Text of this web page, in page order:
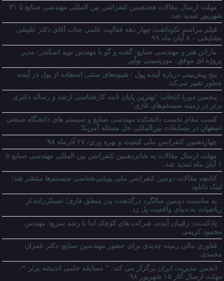
مهلت ارسال مقالات هجدهمین کنفرانس بین المللی مهندسی صنایع تا ۳۱
شهریور تمدید شد.
فیلم مراسم نکوداشت چهار دهه فعالیت علمی جناب آقای دکتر علینقی
مشایخی – ۸ آبان ماه ۹۹
ماراتن هنر و مهندسی صنایع: گفت و گو با مهندس نوید اسکندر: مدیر
پروژه ای موفق، موزیسینی نوآور
پنج پیش‌بینی درباره آینده پول / شیوه‌های سنتی استفاده از پول در آینده
چطور تغییر می‌کند
پنجمین دورۀ انتخاب “بهترین پایان ­نامه کارشناسی­ ارشد و رساله دکتری
برتر در زمینه سیستم‌های فازی”
کسب مقام نخست دانشکده مهندسی صنایع و سیستم های دانشگاه صنعتی
اصفهان در مسابقات بین‌المللی حل مسئله آمریکا
چهاردهمین کنفرانس ملی کیفیت و بهره وری/ ۲۷ آذرماه ۹۸
مهلت ارسال مقالات به شانزدهمین کنفرانس بین المللی مهندسی صنایع تا
۱ آبان ماه تمدید شد.
کتابچه مقالات دومین کنفرانس ملی پویایی‌شناسی سیستم‌ها منتشر شد/
لینک دانلود
به مناسبت دومین سالگرد درگذشت پدر منطق فازی؛ عسکرزاده از
ریاضیات به دنیای واقعیت پل زد.
پادکست: رقیبان آینده، شرکت های کوچک اما با رشد سریع/ مهندس
محمود کریمی
فناوری مالی زمینه جدیدی برای حضور مهندسین صنایع/ دکتر عمران
محمدی
انجمن مدیریت ایران برگزار می کند: ” مسابقه علمی اندیشه برتر “/
مهلت ارسال آثار ۱۵ شهریور ۹۸